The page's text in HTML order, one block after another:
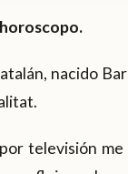
nacido
televisión me